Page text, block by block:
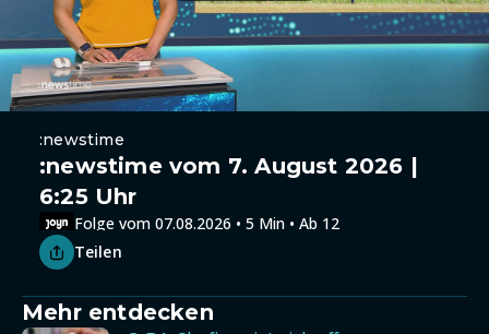
:newstime
:newstime vom 7. August 2026 |
6:25 Uhr
Folge vom 07.08.2026 • 5 Min • Ab 12
Teilen
Mehr entdecken